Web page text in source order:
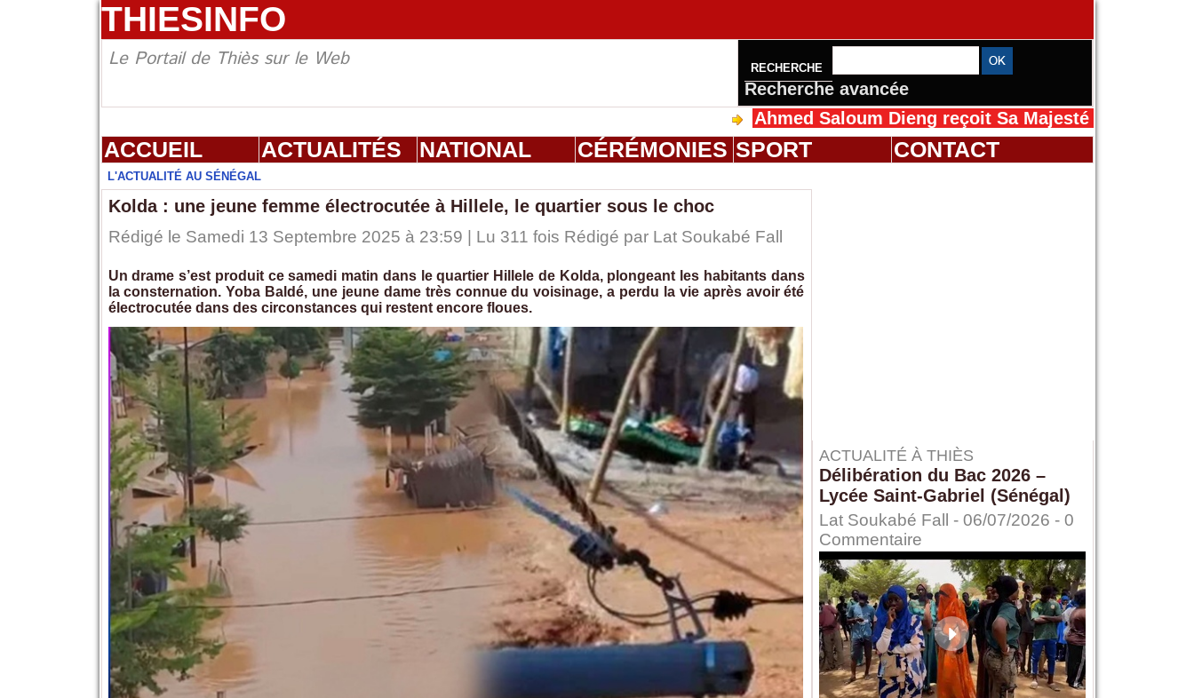
THIESINFO
Le Portail de Thiès sur le Web RECHERCHE
Recherche avancée
Ahmed Saloum Dieng reçoit Sa Majesté Mansah Cissé au
ACCUEIL ACTUALITÉS NATIONAL CÉRÉMONIES SPORT CONTACT
L'ACTUALITÉ AU SÉNÉGAL
Kolda : une jeune femme électrocutée à Hillele, le quartier sous le choc
Rédigé le Samedi 13 Septembre 2025 à 23:59 | Lu 311 fois Rédigé par Lat Soukabé Fall
Un drame s’est produit ce samedi matin dans le quartier Hillele de Kolda, plongeant les habitants dans
la consternation. Yoba Baldé, une jeune dame très connue du voisinage, a perdu la vie après avoir été
électrocutée dans des circonstances qui restent encore floues.
ACTUALITÉ À THIÈS
Délibération du Bac 2026 –
Lycée Saint-Gabriel (Sénégal)
Lat Soukabé Fall - 06/07/2026 - 0
Commentaire